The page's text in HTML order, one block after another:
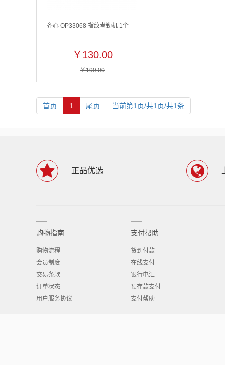
齐心 OP33068 指纹考勤机 1个
￥130.00
￥199.00
首页 1 尾页 当前第1页/共1页/共1条
正品优选
购物指南
购物流程
会员制度
交易条款
订单状态
用户服务协议
支付帮助
货到付款
在线支付
银行电汇
预存款支付
支付帮助